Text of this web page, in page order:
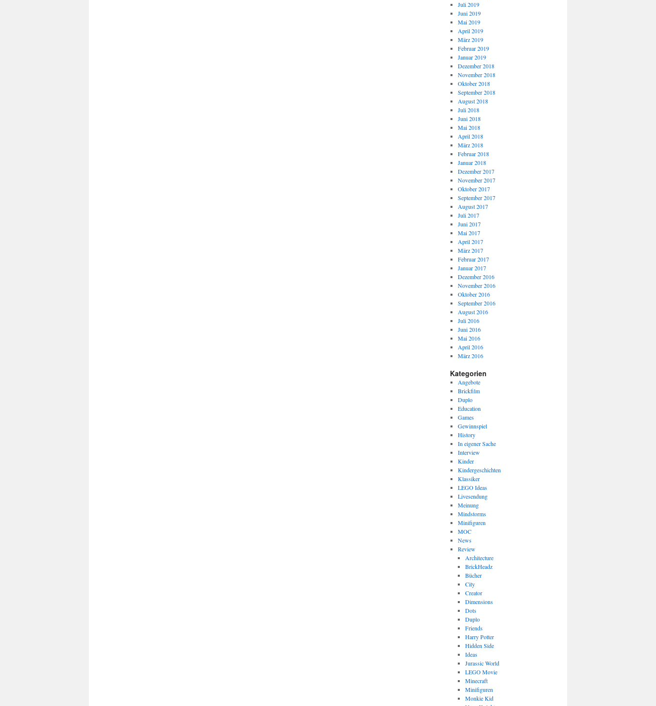
Juli 2019
Juni 2019
Mai 2019
April 2019
März 2019
Februar 2019
Januar 2019
Dezember 2018
November 2018
Oktober 2018
September 2018
August 2018
Juli 2018
Juni 2018
Mai 2018
April 2018
März 2018
Februar 2018
Januar 2018
Dezember 2017
November 2017
Oktober 2017
September 2017
August 2017
Juli 2017
Juni 2017
Mai 2017
April 2017
März 2017
Februar 2017
Januar 2017
Dezember 2016
November 2016
Oktober 2016
September 2016
August 2016
Juli 2016
Juni 2016
Mai 2016
April 2016
März 2016
Kategorien
Angebote
Brickfilm
Duplo
Education
Games
Gewinnspiel
History
In eigener Sache
Interview
Kinder
Kindergeschichten
Klassiker
LEGO Ideas
Livesendung
Meinung
Mindstorms
Minifiguren
MOC
News
Review
Architecture
BrickHeadz
Bücher
City
Creator
Dimensions
Dots
Duplo
Friends
Harry Potter
Hidden Side
Ideas
Jurassic World
LEGO Movie
Minecraft
Minifiguren
Monkie Kid